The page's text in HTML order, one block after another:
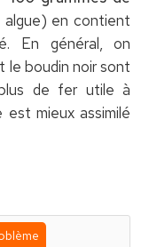
algue) en contient
En général, on
le boudin noir sont
de fer utile à
mieux assimilé